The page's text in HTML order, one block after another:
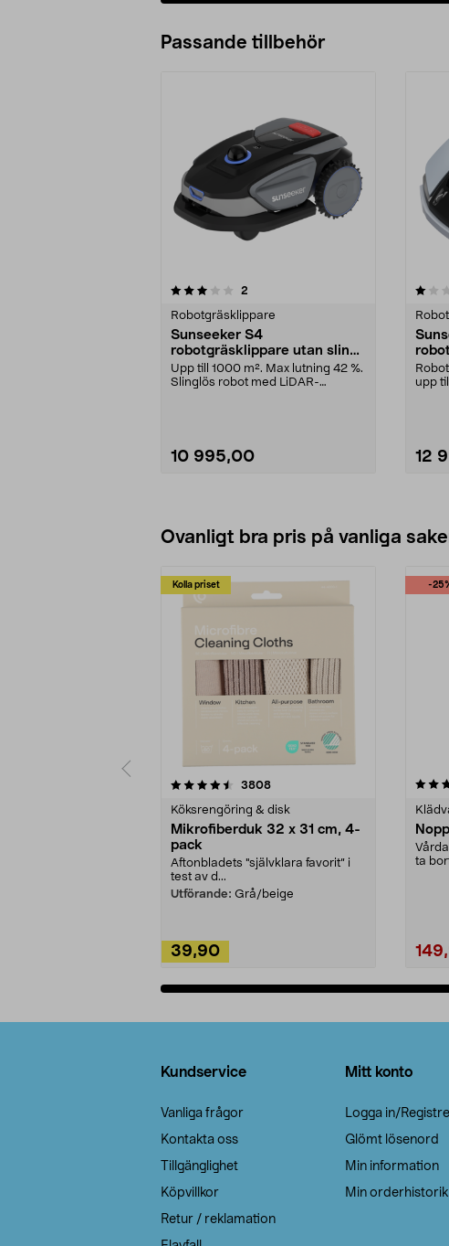
Passande tillbehör
2
Robotgräsklippare
Sunseeker S4
robotgräsklippare utan slinga
1000 m2
Upp till 1000 m². Max lutning 42 %.
Slinglös robot med LiDAR-
10 995,00
1.0av 5 stjärnor
upp
12
Ovanligt bra pris på vanliga
Kolla priset
3808recensioner
Köksrengöring & disk
Mikrofiberduk 32 x 31 cm, 4-
pack
Aftonbladets "självklara favorit” i
test av d...
Utförande: Grå/beige
39,90
-
4.0av 5 stjärnor
ta
Kundservice
Vanliga frågor
Kontakta oss
Tillgänglighet
Köpvillkor
Retur / reklamation
Mitt konto
Logga in/
Glömt lösenord
Min information
Min orderhistorik